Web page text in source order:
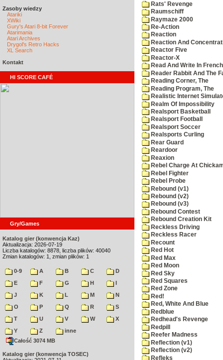
Zasoby wiedzy
Atariki
XWiki
Gury's Atari 8-bit Forever
Atarimania
Atari Archives
Drygol's Retro Hacks
XL Search
Kontakt
HI SCORE CAFÉ
Gry/Games
Katalog gier (konwencja Kaz)
Aktualizacja: 2026-07-19
Liczba katalogów: 8878, liczba plików: 40040
Zmian katalogów: 1, zmian plików: 1
0-9 A B C
D
E
F G H
I
J
K L M
N
O
P Q R
S
T
U V W
X
Y
Z
inne
Całość 3074 MB
Katalog gier (konwencja TOSEC)
Rats' Revenge
Raumschiff
Raymaze 2000
Re-Action
Reaction
Reaction And
Reactor Five
Reactor-X
Read And Write In
Reader Rabbit And The
Reading Corner, The
Reading Program, The
Realistic Internet
Realm Of Impossibility
Realsport Basketball
Realsport Football
Realsport Soccer
Realsports Curling
Rear Guard
Reardoor
Reaxion
Rebel Charge At
Rebel Fighter
Rebel Probe
Rebound (v1)
Rebound (v2)
Rebound (v3)
Rebound Contest
Rebound Creation Kit
Reckless Driving
Reckless Racer
Recount
Red Hot
Red Max
Red Moon
Red Sky
Red Squares
Red Zone
Red!
Red, White And Blue
Redblue
Redhead's Revenge
Redpill
Reefer Madness
Reflection (v1)
Reflection (v2)
Refleks